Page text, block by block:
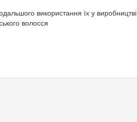
використання їх у виробництві
волосся